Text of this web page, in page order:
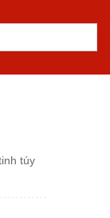
túy